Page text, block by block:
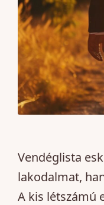
Vendéglista
lakodalmat,
A kis létszámú